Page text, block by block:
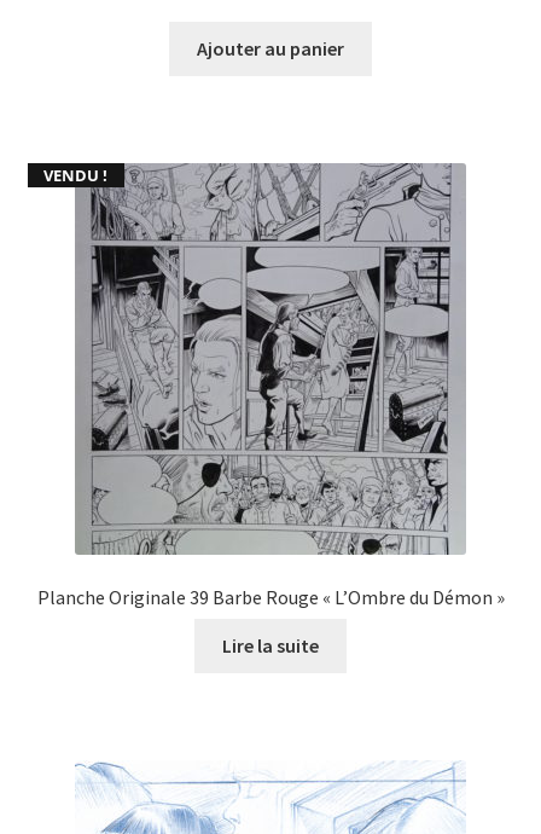
Ajouter au panier
VENDU !
Planche Originale 39 Barbe Rouge « L’Ombre du Démon »
Lire la suite